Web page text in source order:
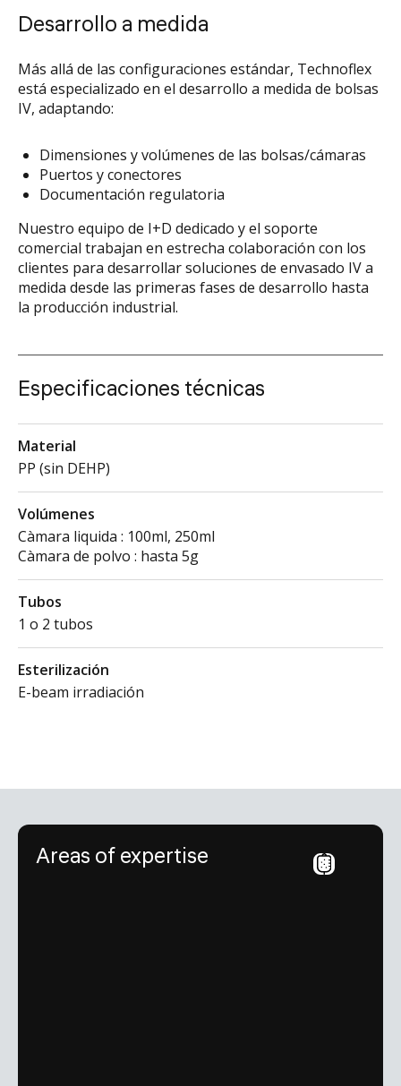
Desarrollo a medida
Más allá de las configuraciones estándar, Technoflex
está especializado en el desarrollo a medida de bolsas
IV, adaptando:
Dimensiones y volúmenes de las bolsas/cámaras
Puertos y conectores
Documentación regulatoria
Nuestro equipo de I+D dedicado y el soporte
comercial trabajan en estrecha colaboración con los
clientes para desarrollar soluciones de envasado IV a
medida desde las primeras fases de desarrollo hasta
la producción industrial.
Especificaciones técnicas
Material
PP (sin DEHP)
Volúmenes
Càmara liquida : 100ml, 250ml
Càmara de polvo : hasta 5g
Tubos
1 o 2 tubos
Esterilización
E-beam irradiación
Areas of expertise